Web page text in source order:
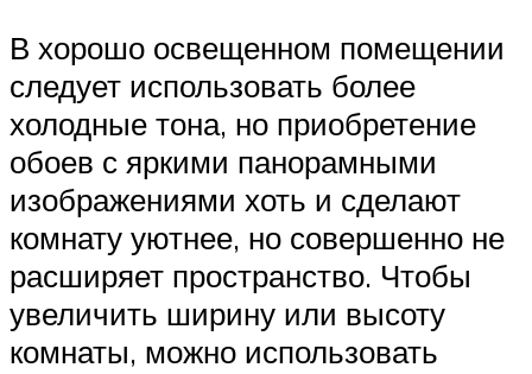
В хорошо освещенном помещении
следует использовать более
холодные тона, но приобретение
обоев с яркими панорамными
изображениями хоть и сделают
комнату уютнее, но совершенно не
расширяет пространство. Чтобы
увеличить ширину или высоту
комнаты, можно использовать